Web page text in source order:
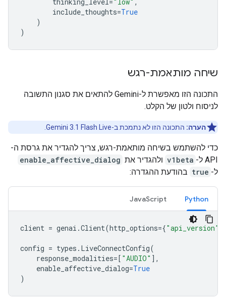
include_thoughts=True
)
)
שיחה מותאמת-רגש
התכונה הזו מאפשרת ל-Gemini להתאים את סגנון התשובה
לניסוח ולטון של הקלט.
הערה: התכונה הזו לא נתמכת ב-Gemini 3.1 Flash Live.
כדי להשתמש בשיחה מותאמת-רגש, צריך להגדיר את גרסת ה-
API ל-
v1beta ולהגדיר את enable_affective_dialog
ל- true בהודעת ההגדרה:
Python
JavaScript
client = genai .Client(http_options={"api_version"
config = types . LiveConnectConfig(
response_modalities=[ "AUDIO" ],
enable_affective_dialog=True
)